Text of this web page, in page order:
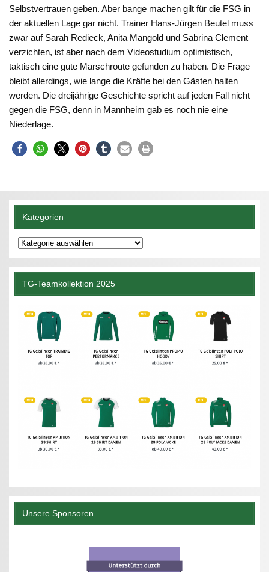
Selbstvertrauen geben. Aber bange machen gilt für die FSG in
der aktuellen Lage gar nicht. Trainer Hans-Jürgen Beutel muss
zwar auf Sarah Redieck, Anita Mangold und Sabrina Clement
verzichten, ist aber nach dem Videostudium optimistisch,
taktisch eine gute Marschroute gefunden zu haben. Die Frage
bleibt allerdings, wie lange die Kräfte bei den Gästen halten
werden. Die dreijährige Geschichte spricht auf jeden Fall nicht
gegen die FSG, denn in Mannheim gab es noch nie eine
Niederlage.
Kategorien
Kategorien
TG-Teamkollektion 2025
Unsere Sponsoren